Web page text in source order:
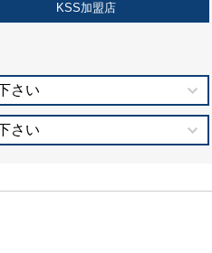
KSS加盟店
さい
さい